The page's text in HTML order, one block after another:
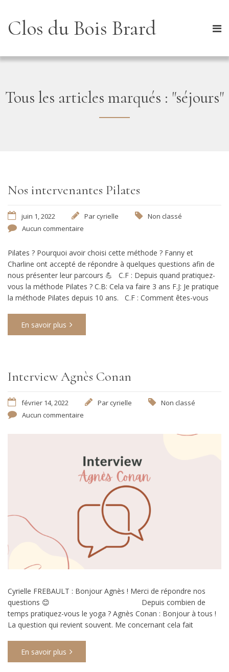
Clos du Bois Brard
Tous les articles marqués : "séjours"
Nos intervenantes Pilates
juin 1, 2022 Par cyrielle
Non classé
Aucun commentaire
Pilates ? Pourquoi avoir choisi cette méthode ? Fanny et
Charline ont accepté de répondre à quelques questions afin de
nous présenter leur parcours 💪​ C.F : Depuis quand pratiquez-
vous la méthode Pilates ? C.B: Cela va faire 3 ans F.J: Je pratique
la méthode Pilates depuis 10 ans. C.F : Comment êtes-vous
En savoir plus
Interview Agnès Conan
février 14, 2022 Par cyrielle
Non classé
Aucun commentaire
Cyrielle FREBAULT : Bonjour Agnès ! Merci de répondre nos
questions 😊 Depuis combien de
temps pratiquez-vous le yoga ? Agnès Conan : Bonjour à tous !
La question qui revient souvent. Me concernant cela fait
En savoir plus